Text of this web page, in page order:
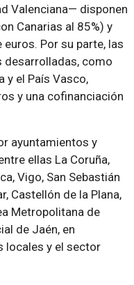
Valenciana— disponen
Canarias al 85%) y
Por su parte, las
como
y el País Vasco,
y una cofinanciación
ayuntamientos y
ellas La Coruña,
Vigo, San Sebastián
Castellón de la Plana,
Metropolitana de
de Jaén, en
locales y el sector